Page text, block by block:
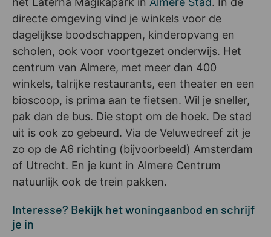
directe omgeving vind je winkels voor de
dagelijkse boodschappen, kinderopvang en
scholen, ook voor voortgezet onderwijs. Het
centrum van Almere, met meer dan 400
winkels, talrijke restaurants, een theater en een
bioscoop, is prima aan te fietsen. Wil je sneller,
pak dan de bus. Die stopt om de hoek. De stad
uit is ook zo gebeurd. Via de Veluwedreef zit je
zo op de A6 richting (bijvoorbeeld) Amsterdam
of Utrecht. En je kunt in Almere Centrum
natuurlijk ook de trein pakken.
Interesse? Bekijk het woningaanbod en schrijf
je in